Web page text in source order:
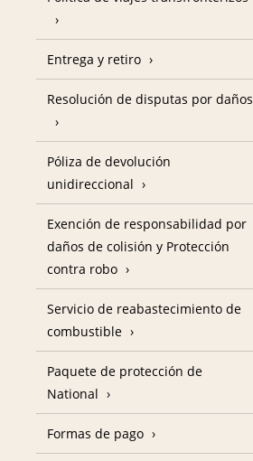
Entrega y retiro
Resolución de disputas por daños
Póliza de devolución
unidireccional
Exención de responsabilidad por
daños de colisión y Protección
contra robo
Servicio de reabastecimiento de
combustible
Paquete de protección de
National
Formas de pago